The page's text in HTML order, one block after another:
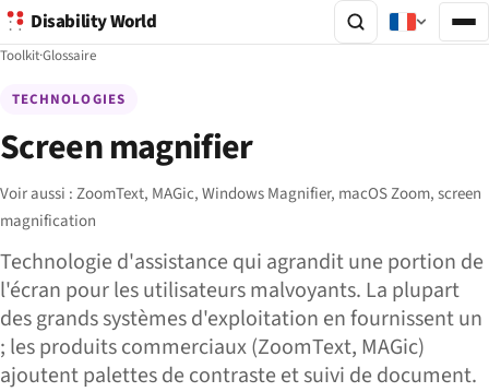
Disability World
Toolkit·Glossaire
TECHNOLOGIES
Screen magnifier
Voir aussi :ZoomText, MAGic,Windows Magnifier, macOS Zoom,screen
magnification
Technologie d'assistance qui agrandit une portion de
l'écran pour les utilisateurs malvoyants. La plupart
des grands systèmes d'exploitation en fournissent un
; les produits commerciaux (ZoomText, MAGic)
ajoutent palettes de contraste et suivi de document.